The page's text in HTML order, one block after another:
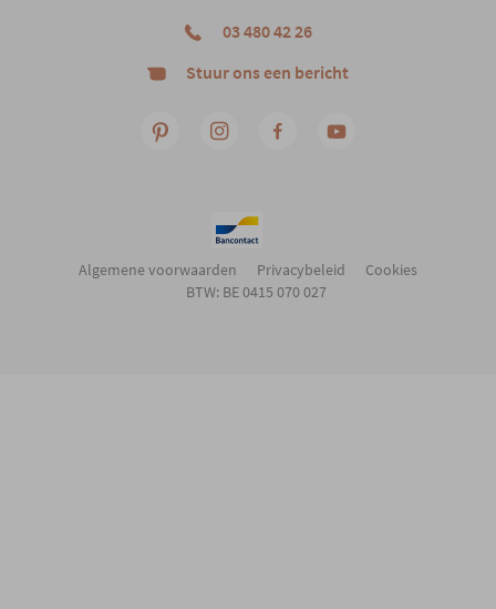
03 480 42 26
Stuur ons een bericht
Algemene voorwaarden Privacybeleid
Cookies
BTW: BE 0415 070 027